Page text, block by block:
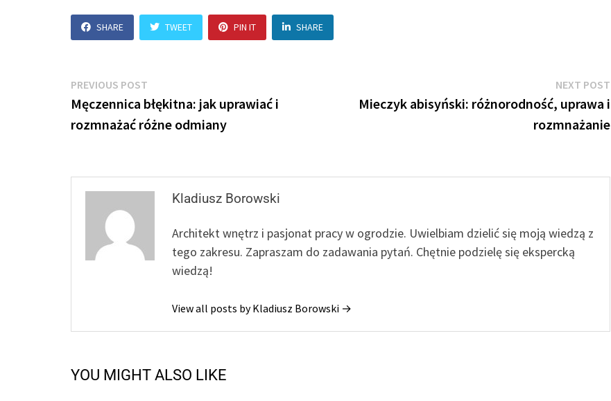
SHARE TWEET PIN IT SHARE
Nawigacja
wpisu
PREVIOUS POST
post:
Męczennica błękitna: jak uprawiać i
rozmnażać różne odmiany
NEXT POST
Mieczyk abisyński: różnorodność, uprawa i
rozmnażanie
Kladiusz Borowski
Architekt wnętrz i pasjonat pracy w ogrodzie. Uwielbiam dzielić się moją wiedzą z
tego zakresu. Zapraszam do zadawania pytań. Chętnie podzielę się ekspercką
wiedzą!
View all posts by Kladiusz Borowski →
YOU MIGHT ALSO LIKE